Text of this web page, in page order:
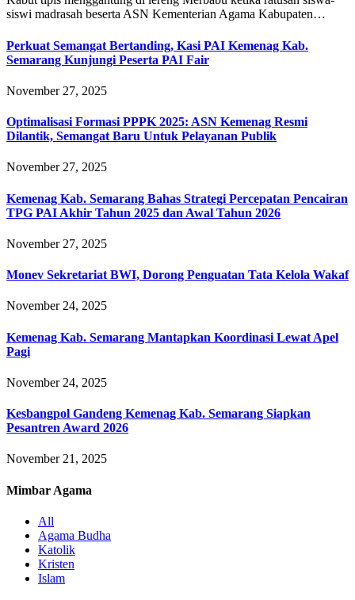
siswi madrasah beserta ASN Kementerian Agama Kabupaten…
Perkuat Semangat Bertanding, Kasi PAI Kemenag Kab.
Semarang Kunjungi Peserta PAI Fair
November 27, 2025
Optimalisasi Formasi PPPK 2025: ASN Kemenag Resmi
Dilantik, Semangat Baru Untuk Pelayanan Publik
November 27, 2025
Kemenag Kab. Semarang Bahas Strategi Percepatan Pencairan
TPG PAI Akhir Tahun 2025 dan Awal Tahun 2026
November 27, 2025
Monev Sekretariat BWI, Dorong Penguatan Tata Kelola Wakaf
November 24, 2025
Kemenag Kab. Semarang Mantapkan Koordinasi Lewat Apel
Pagi
November 24, 2025
Kesbangpol Gandeng Kemenag Kab. Semarang Siapkan
Pesantren Award 2026
November 21, 2025
Mimbar Agama
All
Agama Budha
Katolik
Kristen
Islam